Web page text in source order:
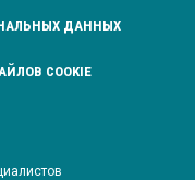
ДАННЫХ
COOKIE